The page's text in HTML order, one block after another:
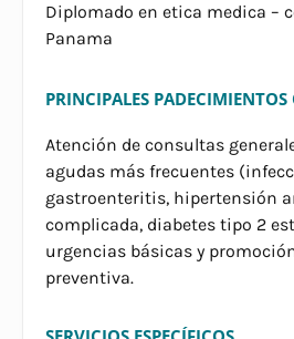
Diplomado en etica medica –
Panama
PRINCIPALES PADECIMIENTOS
Atención de consultas
agudas más frecuentes
gastroenteritis, hipertensión
complicada, diabetes tipo 2
urgencias básicas y
preventiva.